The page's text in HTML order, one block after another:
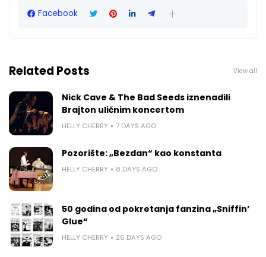
Facebook
Related Posts View all
Nick Cave & The Bad Seeds iznenadili
Brajton uličnim koncertom
HELLY CHERRY 7 DAYS AGO
Pozorište: „Bezdan“ kao konstanta
HELLY CHERRY 8 DAYS AGO
50 godina od pokretanja fanzina „Sniffin’
Glue“
HELLY CHERRY 26 DAYS AGO